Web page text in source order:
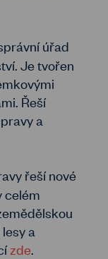
úřad
Je tvořen
Řeší
a
řeší nové
celém
a
zde.